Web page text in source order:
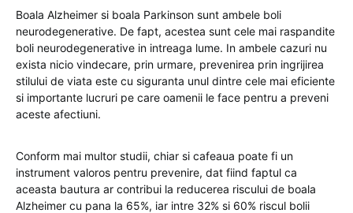
Boala Alzheimer si boala Parkinson sunt ambele boli
neurodegenerative. De fapt, acestea sunt cele mai raspandite
boli neurodegenerative in intreaga lume. In ambele cazuri nu
exista nicio vindecare, prin urmare, prevenirea prin ingrijirea
stilului de viata este cu siguranta unul dintre cele mai eficiente
si importante lucruri pe care oamenii le face pentru a preveni
aceste afectiuni.
Conform mai multor studii, chiar si cafeaua poate fi un
instrument valoros pentru prevenire, dat fiind faptul ca
aceasta bautura ar contribui la reducerea riscului de boala
Alzheimer cu pana la 65%, iar intre 32% si 60% riscul bolii